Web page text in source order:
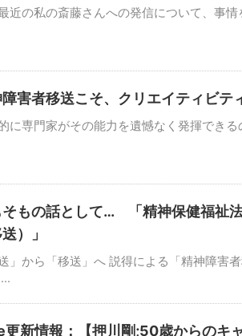
近の私の斎藤さんへの発信について、事
害者移送こそ、クリエイティビテ
に専門家がその能力を遺憾なく発揮でき
そもの話として… 「精神保健福祉
）」
送」から「移送」へ 説得による「精神障害
新情報：【押川剛;50歳からのキ